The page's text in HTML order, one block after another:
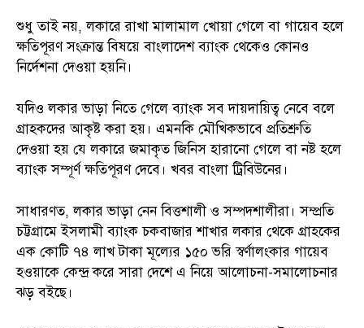
শুধু তাই নয়, লকারে রাখা মালামাল খোয়া গেলে বা গায়েব হলে
ক্ষতিপূরণ সংক্রান্ত বিষয়ে বাংলাদেশ ব্যাংক থেকেও কোনও
নির্দেশনা দেওয়া হয়নি।
যদিও লকার ভাড়া নিতে গেলে ব্যাংক সব দায়দায়িত্ব নেবে বলে
গ্রাহকদের আকৃষ্ট করা হয়। এমনকি মৌখিকভাবে প্রতিশ্রুতি
দেওয়া হয় যে লকারে জমাকৃত জিনিস হারানো গেলে বা নষ্ট হলে
ব্যাংক সম্পূর্ণ ক্ষতিপূরণ দেবে। খবর বাংলা ট্রিবিউনের।
সাধারণত, লকার ভাড়া নেন বিত্তশালী ও সম্পদশালীরা। সম্প্রতি
চট্টগ্রামে ইসলামী ব্যাংক চকবাজার শাখার লকার থেকে গ্রাহকের
এক কোটি ৭৪ লাখ টাকা মূল্যের ১৫০ ভরি স্বর্ণালংকার গায়েব
হওয়াকে কেন্দ্র করে সারা দেশে এ নিয়ে আলোচনা-সমালোচনার
ঝড় বইছে।